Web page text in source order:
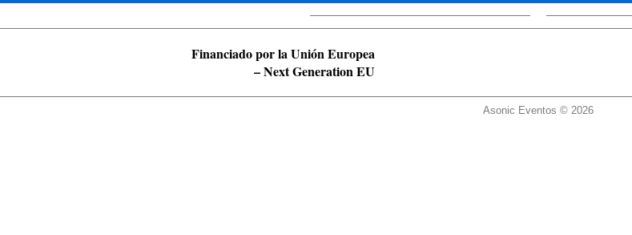
Financiado por la Unión Europea
– Next Generation EU
Asonic Eventos © 2026